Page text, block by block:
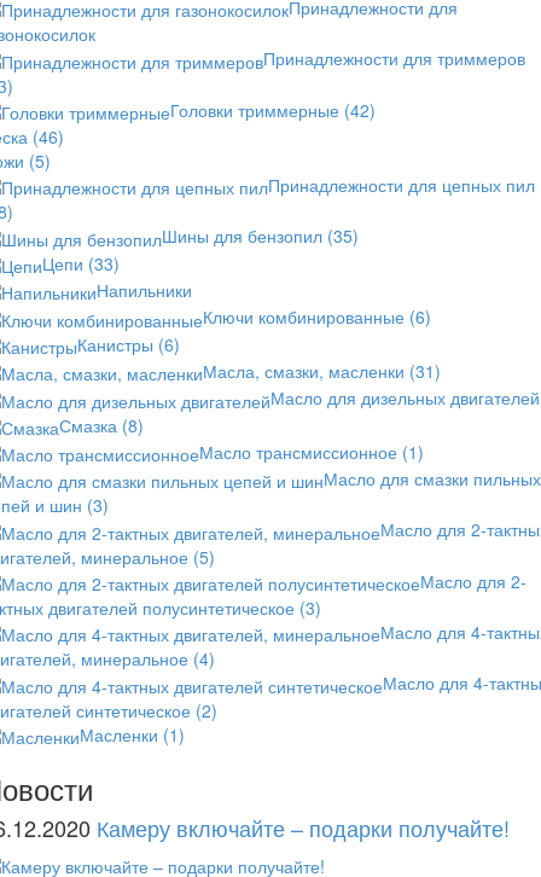
Принадлежности для
Принадлежности для триммеров
Головки триммерные (42)
(46)
(5)
Принадлежности для цепных пил
Шины для бензопил (35)
Цепи (33)
Напильники
Ключи комбинированные (6)
Канистры (6)
Масла, смазки, масленки (31)
Масло для дизельных двигателей
Смазка (8)
Масло трансмиссионное (1)
Масло для смазки пильных
и шин (3)
Масло для 2-
минеральное (5)
Масло для 2-
двигателей полусинтетическое (3)
Масло для 4-
минеральное (4)
Масло для 4-
синтетическое (2)
Масленки (1)
Камеру включайте – подарки получайте!